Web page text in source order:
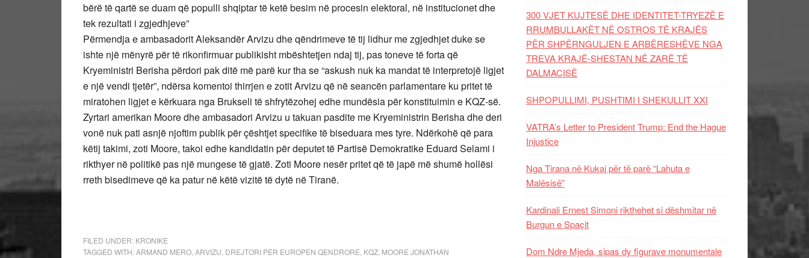
bërë të qartë se duam që populli shqiptar të ketë besim në procesin elektoral, në institucionet dhe
tek rezultati i zgjedhjeve”
Përmendja e ambasadorit Aleksandër Arvizu dhe qëndrimeve të tij lidhur me zgjedhjet duke se
ishte një mënyrë për të rikonfirmuar publikisht mbështetjen ndaj tij, pas toneve të forta që
Kryeministri Berisha përdori pak ditë më parë kur tha se “askush nuk ka mandat të interpretojë ligjet
e një vendi tjetër”, ndërsa komentoi thirrjen e zotit Arvizu që në seancën parlamentare ku pritet të
miratohen ligjet e kërkuara nga Brukseli të shfrytëzohej edhe mundësia për konstituimin e KQZ-së.
Zyrtari amerikan Moore dhe ambasadori Arvizu u takuan pasdite me Kryeministrin Berisha dhe deri
vonë nuk pati asnjë njoftim publik për çështjet specifike të biseduara mes tyre. Ndërkohë që para
këtij takimi, zoti Moore, takoi edhe kandidatin për deputet të Partisë Demokratike Eduard Selami i
rikthyer në politikë pas një mungese të gjatë. Zoti Moore nesër pritet që të japë më shumë hollësi
rreth bisedimeve që ka patur në këtë vizitë të dytë në Tiranë.
FILED UNDER: KRONIKE
TAGGED WITH:ARMAND MERO ARVIZU DREJTORI PER EUROPEN QENDRORE KQZ MOORE JONATHAN
300 VJET KUJTESË DHE IDENTITET-TRYEZË E
RRUMBULLAKËT NË OSTROS TË KRAJËS
PËR SHPËRNGULJEN E ARBËRESHËVE NGA
TREVA KRAJË-SHESTAN NË ZARË TË
DALMACISË
SHPOPULLIMI, PUSHTIMI I SHEKULLIT XXI
VATRA’s Letter to President Trump: End the Hague
Injustice
Nga Tirana në Kukaj për të parë “Lahuta e
Malësisë”
Kardinali Ernest Simoni rikthehet si dëshmitar në
Burgun e Spaçit
Dom Ndre Mjeda, sipas dy figurave monumentale